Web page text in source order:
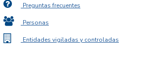
Preguntas frecuentes
Personas
Entidades vigiladas y controladas